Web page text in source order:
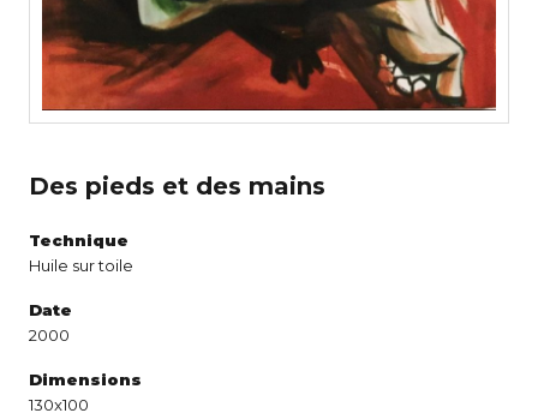
Des pieds et des mains
Technique
Huile sur toile
Date
2000
Dimensions
130x100